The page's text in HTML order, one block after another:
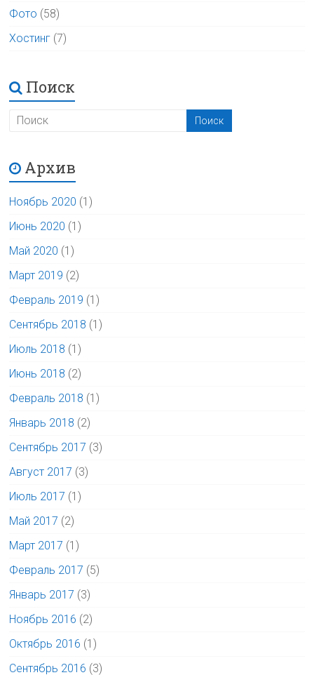
Фото (58)
Хостинг (7)
Поиск
Архив
Ноябрь 2020 (1)
Июнь 2020 (1)
Май 2020 (1)
Март 2019 (2)
Февраль 2019 (1)
Сентябрь 2018 (1)
Июль 2018 (1)
Июнь 2018 (2)
Февраль 2018 (1)
Январь 2018 (2)
Сентябрь 2017 (3)
Август 2017 (3)
Июль 2017 (1)
Май 2017 (2)
Март 2017 (1)
Февраль 2017 (5)
Январь 2017 (3)
Ноябрь 2016 (2)
Октябрь 2016 (1)
Сентябрь 2016 (3)